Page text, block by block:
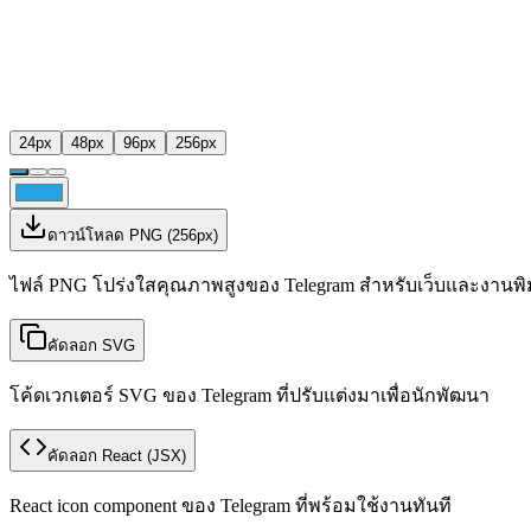
24px 48px 96px 256px
ดาวน์โหลด PNG (256px)
ไฟล์ PNG โปร่งใสคุณภาพสูงของ Telegram สำหรับเว็บและงาน
คัดลอก SVG
โค้ดเวกเตอร์ SVG ของ Telegram ที่ปรับแต่งมาเพื่อนักพัฒนา
คัดลอก React (JSX)
React icon component ของ Telegram ที่พร้อมใช้งานทันที